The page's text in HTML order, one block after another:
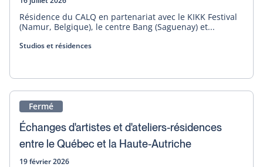
Résidence du CALQ en partenariat avec le KIKK Festival
(Namur, Belgique), le centre Bang (Saguenay) et...
Studios et résidences
Fermé
Échanges d'artistes et d'ateliers-résidences
entre le Québec et la Haute-Autriche
19 février 2026